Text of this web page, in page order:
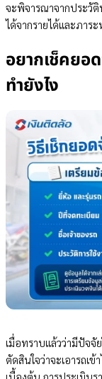
จะพิจารณาจากประวัติ
ได้จากรายได้และภา
อยากเช็คยอ
ทำยังไง
เมื่อทราบแล้วว่ามีปัจ
ตัดสินใจว่าจะเอารถ